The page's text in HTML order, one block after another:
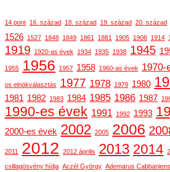
14 pont 16. század 18. század 19. század 20. század
1526 1527 1848 1849 1861 1881 1905 1908 1914
1919 1920-as évek 1934 1935 1938 1945
1955 1956 1957 1958 1960-as évek 1970-
os elnökválasztás 1977 1978 1979 1980
1981 1982 1983 1984 1985 1986 1987
1990-es évek 1991 1992 1993
2000-es évek 2002 2005 2006
2011 2012 2012 április 2013 2014
csillagösvény hídja Aczél György Ademarus